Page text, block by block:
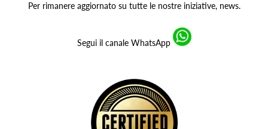
Per rimanere aggiornato su tutte le nostre iniziative, news.
Segui il canale WhatsApp